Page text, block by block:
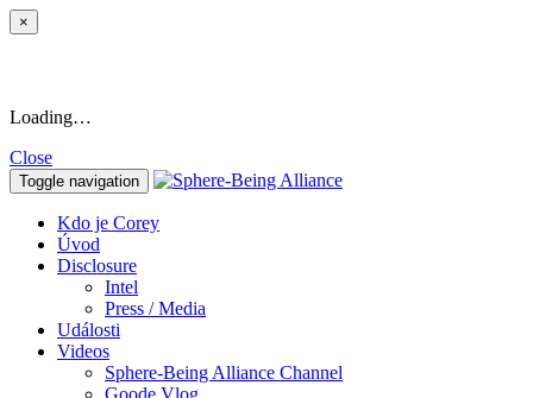
×
Loading…
Close
Toggle navigation
Kdo je Corey
Úvod
Disclosure
Intel
Press / Media
Události
Videos
Sphere-Being Alliance Channel
Goode Vlog